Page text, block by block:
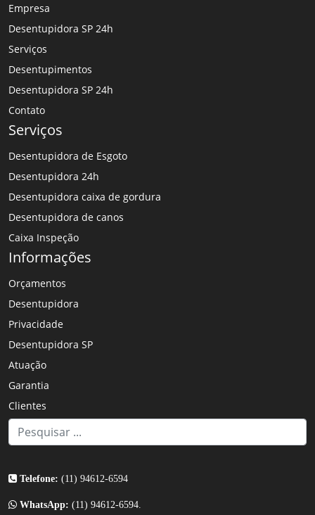
Empresa
Desentupidora SP 24h
Serviços
Desentupimentos
Desentupidora SP 24h
Contato
Serviços
Desentupidora de Esgoto
Desentupidora 24h
Desentupidora caixa de gordura
Desentupidora de canos
Caixa Inspeção
Informações
Orçamentos
Desentupidora
Privacidade
Desentupidora SP
Atuação
Garantia
Clientes
Telefone: (11) 94612-6594
WhatsApp: (11) 94612-6594.